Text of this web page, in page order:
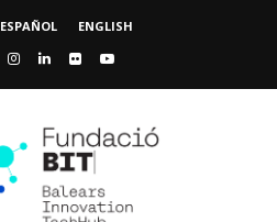
ESPAÑOL ENGLISH